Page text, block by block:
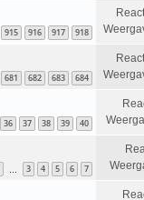
915 916 917 918
681 682 683 684
36 37 38 39 40
3 4 5 6 7